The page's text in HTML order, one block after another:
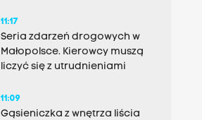
11:17
Seria zdarzeń drogowych w
Małopolsce. Kierowcy muszą
liczyć się z utrudnieniami
11:09
Gąsieniczka z wnętrza liścia